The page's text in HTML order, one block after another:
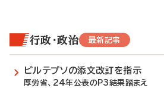
行政・政治 最新記事
ビルテプソの添文改訂を指示
厚労省、24年公表のP3結果踏まえ